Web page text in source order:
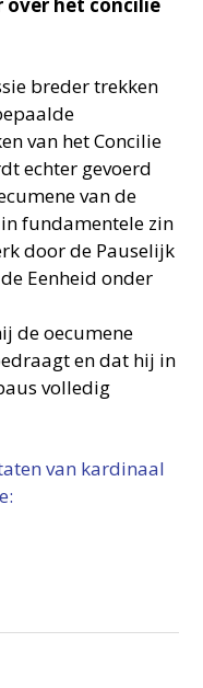
over het concilie
breder trekken
van het Concilie
echter gevoerd
van de
fundamentele zin
door de Pauselijk
Eenheid onder
de oecumene
en dat hij in
volledig
van kardinaal